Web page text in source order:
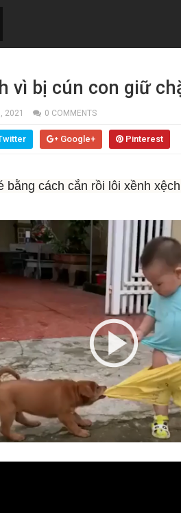
vì bị cún con giữ
2021 0 COMMENTS
Google+ Pinterest
bằng cách cắn rồi lôi xềnh